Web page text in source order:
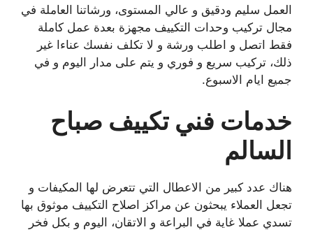
العمل سليم ودقيق و عالي المستوى، ورشاتنا العاملة في
مجال تركيب وحدات التكييف مجهزة بعدة عمل كاملة
فقط اتصل و اطلب ورشة و لا تكلف نفسك عناءا غير
ذلك، تركيب سريع و فوري و يتم على مدار اليوم و في
جميع ايام الاسبوع.
خدمات فني تكييف صباح
السالم
هناك عدد كبير من الاعطال التي تتعرض لها المكيفات و
تجعل العملاء يبحثون عن مراكز اصلاح التكييف موثوق بها
تسدي عملا غاية في البراعة و الاتقان، اليوم و بكل فخر